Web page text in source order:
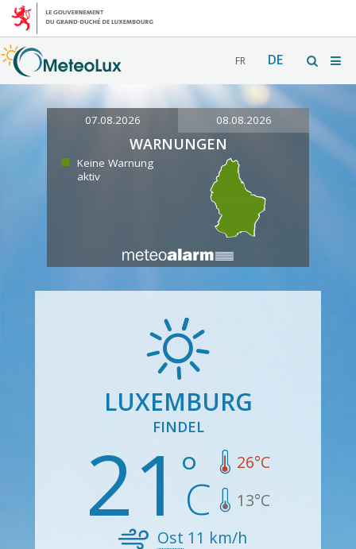
FR DE
07.08.2026 08.08.2026
WARNUNGEN
Keine Warnung
aktiv
LUXEMBURG
FINDEL
21 26°C
13°C
Ost 11 km/h